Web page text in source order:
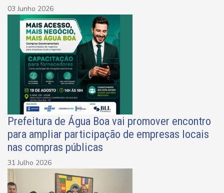
03 Junho 2026
Prefeitura de Água Boa vai promover encontro
para ampliar participação de empresas locais
nas compras públicas
31 Julho 2026